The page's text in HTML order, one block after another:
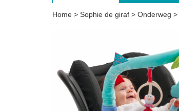
Home > Sophie de giraf > Onderweg >